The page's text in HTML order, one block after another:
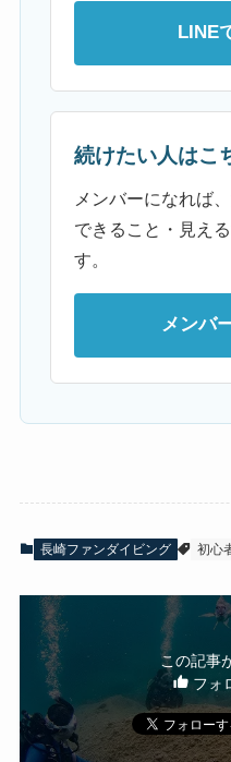
LINE
続けたい人はこ
メンバーになれば
できること・見え
す。
メンバ
長崎ファンダイビング 初心
この記事
フォ